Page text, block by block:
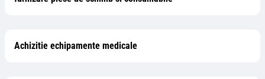
Achizitie echipamente medicale